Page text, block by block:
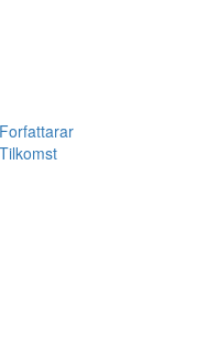
Forfattarar
Tilkomst